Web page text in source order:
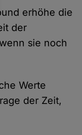
erhöhe die
der
sie noch
Werte
der Zeit,